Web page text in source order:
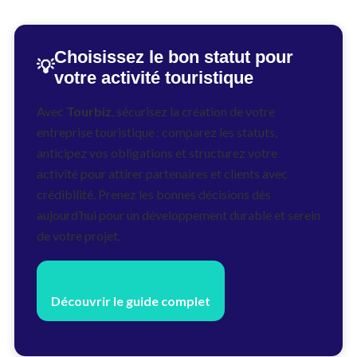
💡
Choisissez le bon statut pour
votre activité touristique
Avec Tourbiz, sécurisez la création de votre
entreprise touristique : comparez les statuts,
anticipez vos obligations et structurez votre
activité pour attirer partenaires et clients avec
crédibilité. Prenez les bonnes décisions dès
aujourd’hui pour un développement durable et serein
de votre projet.
Découvrir le guide complet